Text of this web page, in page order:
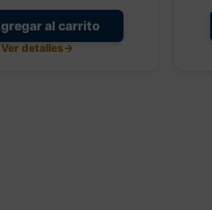
al carrito
Ver detalles→